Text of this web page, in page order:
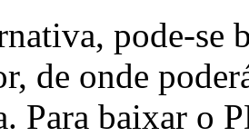
pode-se
de onde
Para baixar o